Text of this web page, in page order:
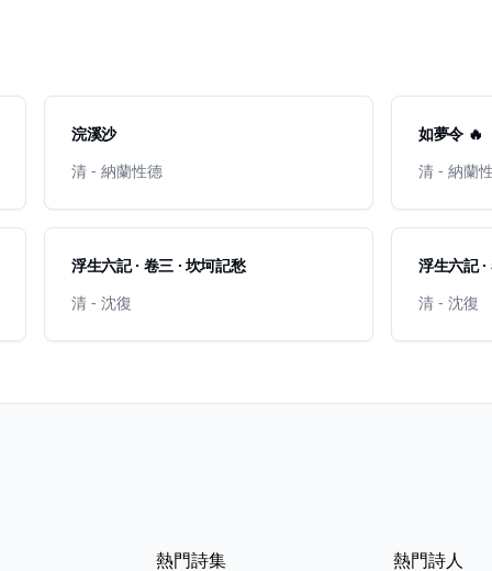
浣溪沙
清 - 納蘭性德
如夢令 🔥
清 - 納蘭
浮生六記 · 卷三 · 坎坷記愁
清 - 沈復
浮生六記
清 - 沈復
熱門詩集 熱門詩人